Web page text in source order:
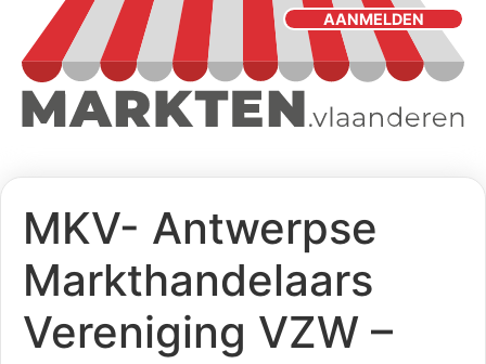
AANMELDEN
MKV- Antwerpse
Markthandelaars
Vereniging VZW –